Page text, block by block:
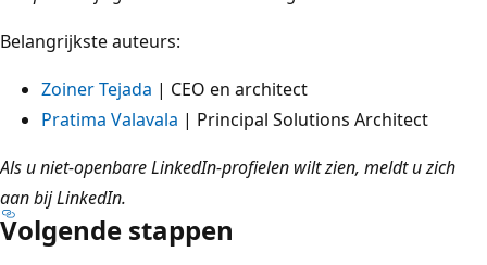
Belangrijkste auteurs:
Zoiner Tejada | CEO en architect
Pratima Valavala | Principal Solutions Architect
Als u niet-openbare LinkedIn-profielen wilt zien, meldt u zich
aan bij LinkedIn.
Volgende stappen